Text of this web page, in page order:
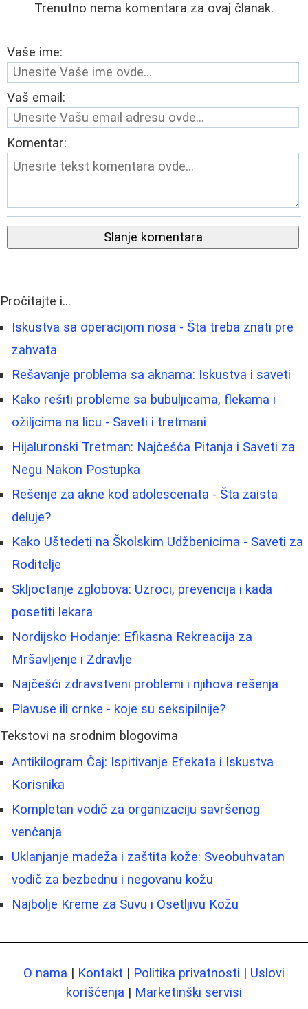
Trenutno nema komentara za ovaj članak.
Vaše ime:
Vaš email:
Komentar:
Slanje komentara
Pročitajte i...
Iskustva sa operacijom nosa - Šta treba znati pre
zahvata
Rešavanje problema sa aknama: Iskustva i saveti
Kako rešiti probleme sa bubuljicama, flekama i
ožiljcima na licu - Saveti i tretmani
Hijaluronski Tretman: Najčešća Pitanja i Saveti za
Negu Nakon Postupka
Rešenje za akne kod adolescenata - Šta zaista
deluje?
Kako Uštedeti na Školskim Udžbenicima - Saveti za
Roditelje
Skljoctanje zglobova: Uzroci, prevencija i kada
posetiti lekara
Nordijsko Hodanje: Efikasna Rekreacija za
Mršavljenje i Zdravlje
Najčešći zdravstveni problemi i njihova rešenja
Plavuse ili crnke - koje su seksipilnije?
Tekstovi na srodnim blogovima
Antikilogram Čaj: Ispitivanje Efekata i Iskustva
Korisnika
Kompletan vodič za organizaciju savršenog
venčanja
Uklanjanje madeža i zaštita kože: Sveobuhvatan
vodič za bezbednu i negovanu kožu
Najbolje Kreme za Suvu i Osetljivu Kožu
O nama | Kontakt | Politika privatnosti | Uslovi
korišćenja | Marketinški servisi